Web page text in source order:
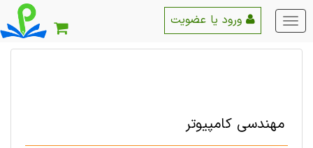
منو
اصلی
مهندسی کامپیوتر